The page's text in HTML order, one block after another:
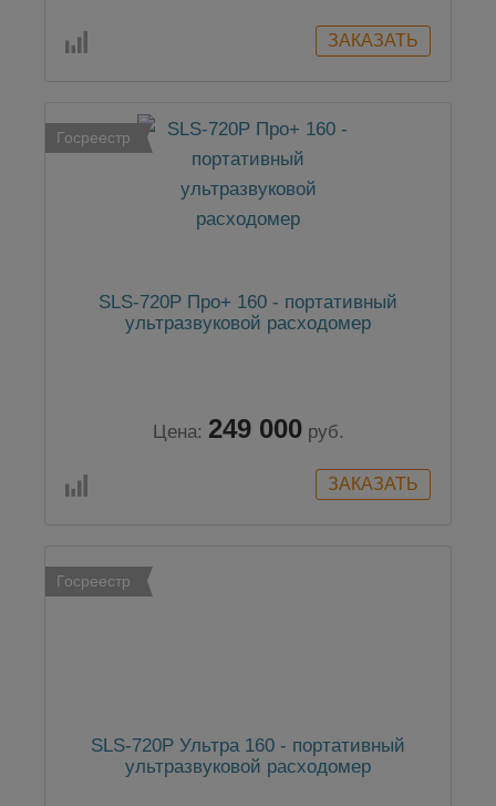
Госреестр
SLS-720P Про+ 160 - портативный
ультразвуковой расходомер
Цена: 249 000 руб.
Госреестр
SLS-720P Ультра 160 - портативный
ультразвуковой расходомер